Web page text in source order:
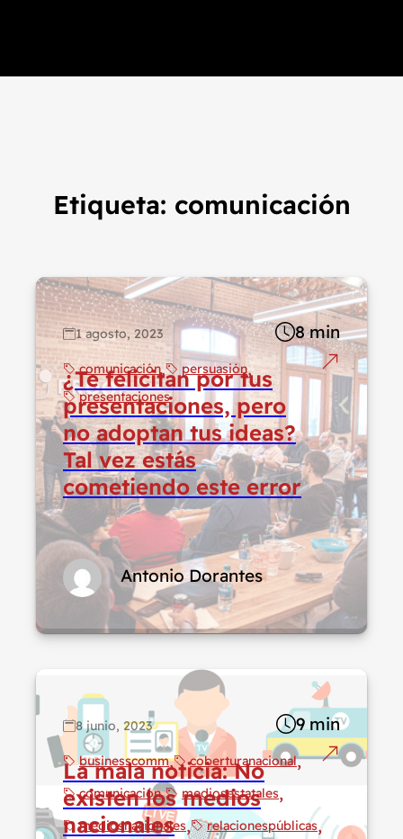
Etiqueta: comunicación
8 min
comunicación
persuasión
presentaciones
1 agosto, 2023
¿Te felicitan por tus
presentaciones, pero
no adoptan tus ideas?
Tal vez estás
cometiendo este error
Antonio Dorantes
9 min
businesscomm
coberturanacional
comunicación
mediosestatales
mediosnacionales
relacionespúblicas
8 junio, 2023
La mala noticia: No
existen los medios
nacionales